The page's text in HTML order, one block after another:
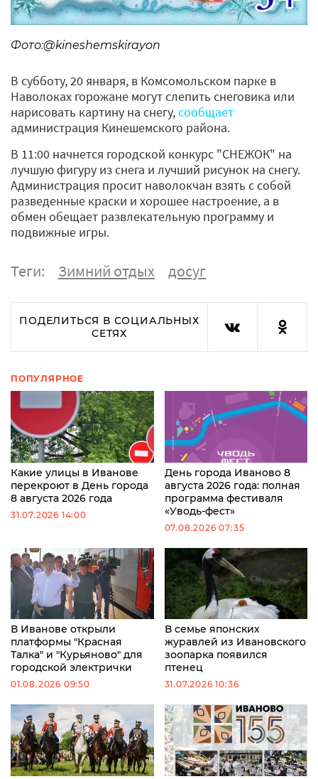
Фото:@kineshemskirayon
В субботу, 20 января, в Комсомольском парке в
Наволоках горожане могут слепить снеговика или
нарисовать картину на снегу,сообщает
администрация Кинешемского района.
В 11:00 начнется городской конкурс "СНЕЖОК" на
лучшую фигуру из снега и лучший рисунок на снегу.
Администрация просит наволокчан взять с собой
разведенные краски и хорошее настроение, а в
обмен обещает развлекательную программу и
подвижные игры.
Теги: Зимний отдых досуг
ПОДЕЛИТЬСЯ В СОЦИАЛЬНЫХ
СЕТЯХ
ПОПУЛЯРНОЕ
Какие улицы в Иванове
перекроют в День города
8 августа 2026 года
31.07.2026 14:00
День города Иваново 8
августа 2026 года: полная
программа фестиваля
«Уводь-фест»
07.08.2026 07:35
В Иванове открыли
платформы "Красная
Талка" и "Курьяново" для
городской электрички
01.08.2026 09:50
В семье японских
журавлей из Ивановского
зоопарка появился
птенец
31.07.2026 10:36